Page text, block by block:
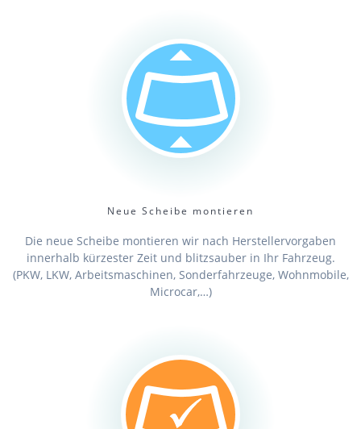
Neue Scheibe montieren
Die neue Scheibe montieren wir nach Herstellervorgaben
innerhalb kürzester Zeit und blitzsauber in Ihr Fahrzeug.
(PKW, LKW, Arbeitsmaschinen, Sonderfahrzeuge, Wohnmobile,
Microcar,…)